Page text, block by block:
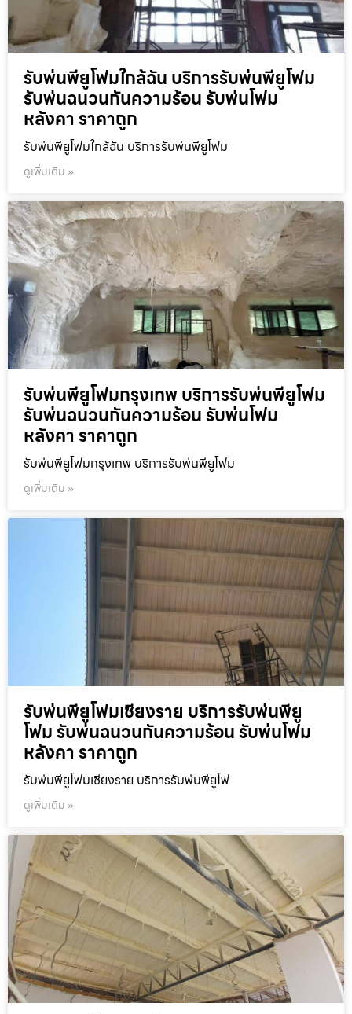
รับพ่นพียูโฟมใกล้ฉัน บริการรับพ่นพียูโฟม
รับพ่นฉนวนกันความร้อน รับพ่นโฟม
หลังคา ราคาถูก
รับพ่นพียูโฟมใกล้ฉัน บริการรับพ่นพียูโฟม
ดูเพิ่มเติม »
รับพ่นพียูโฟมกรุงเทพ บริการรับพ่นพียูโฟม
รับพ่นฉนวนกันความร้อน รับพ่นโฟม
หลังคา ราคาถูก
รับพ่นพียูโฟมกรุงเทพ บริการรับพ่นพียูโฟม
ดูเพิ่มเติม »
รับพ่นพียูโฟมเชียงราย บริการรับพ่นพียู
โฟม รับพ่นฉนวนกันความร้อน รับพ่นโฟม
หลังคา ราคาถูก
รับพ่นพียูโฟมเชียงราย บริการรับพ่นพียูโฟ
ดูเพิ่มเติม »